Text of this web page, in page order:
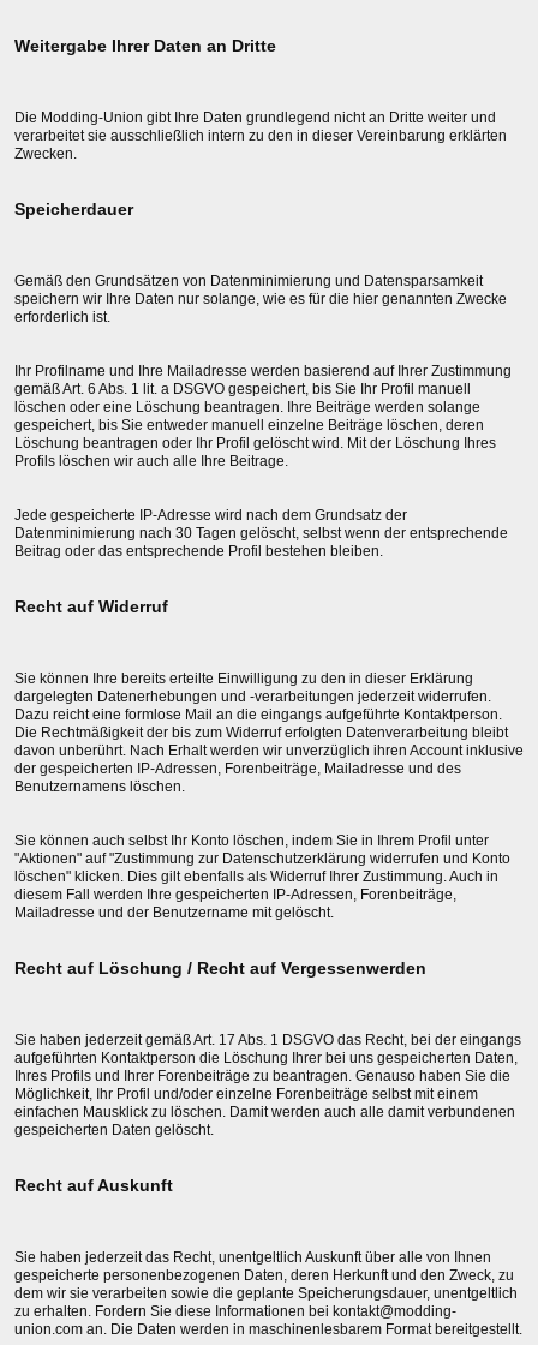
Weitergabe Ihrer Daten an Dritte
Die Modding-Union gibt Ihre Daten grundlegend nicht an Dritte weiter und
verarbeitet sie ausschließlich intern zu den in dieser Vereinbarung erklärten
Zwecken.
Speicherdauer
Gemäß den Grundsätzen von Datenminimierung und Datensparsamkeit
speichern wir Ihre Daten nur solange, wie es für die hier genannten Zwecke
erforderlich ist.
Ihr Profilname und Ihre Mailadresse werden basierend auf Ihrer Zustimmung
gemäß Art. 6 Abs. 1 lit. a DSGVO gespeichert, bis Sie Ihr Profil manuell
löschen oder eine Löschung beantragen. Ihre Beiträge werden solange
gespeichert, bis Sie entweder manuell einzelne Beiträge löschen, deren
Löschung beantragen oder Ihr Profil gelöscht wird. Mit der Löschung Ihres
Profils löschen wir auch alle Ihre Beitrage.
Jede gespeicherte IP-Adresse wird nach dem Grundsatz der
Datenminimierung nach 30 Tagen gelöscht, selbst wenn der entsprechende
Beitrag oder das entsprechende Profil bestehen bleiben.
Recht auf Widerruf
Sie können Ihre bereits erteilte Einwilligung zu den in dieser Erklärung
dargelegten Datenerhebungen und -verarbeitungen jederzeit widerrufen.
Dazu reicht eine formlose Mail an die eingangs aufgeführte Kontaktperson.
Die Rechtmäßigkeit der bis zum Widerruf erfolgten Datenverarbeitung bleibt
davon unberührt. Nach Erhalt werden wir unverzüglich ihren Account inklusive
der gespeicherten IP-Adressen, Forenbeiträge, Mailadresse und des
Benutzernamens löschen.
Sie können auch selbst Ihr Konto löschen, indem Sie in Ihrem Profil unter
"Aktionen" auf "Zustimmung zur Datenschutzerklärung widerrufen und Konto
löschen" klicken. Dies gilt ebenfalls als Widerruf Ihrer Zustimmung. Auch in
diesem Fall werden Ihre gespeicherten IP-Adressen, Forenbeiträge,
Mailadresse und der Benutzername mit gelöscht.
Recht auf Löschung / Recht auf Vergessenwerden
Sie haben jederzeit gemäß Art. 17 Abs. 1 DSGVO das Recht, bei der eingangs
aufgeführten Kontaktperson die Löschung Ihrer bei uns gespeicherten Daten,
Ihres Profils und Ihrer Forenbeiträge zu beantragen. Genauso haben Sie die
Möglichkeit, Ihr Profil und/oder einzelne Forenbeiträge selbst mit einem
einfachen Mausklick zu löschen. Damit werden auch alle damit verbundenen
gespeicherten Daten gelöscht.
Recht auf Auskunft
Sie haben jederzeit das Recht, unentgeltlich Auskunft über alle von Ihnen
gespeicherte personenbezogenen Daten, deren Herkunft und den Zweck, zu
dem wir sie verarbeiten sowie die geplante Speicherungsdauer, unentgeltlich
zu erhalten. Fordern Sie diese Informationen bei kontakt@modding-
union.com an. Die Daten werden in maschinenlesbarem Format bereitgestellt.